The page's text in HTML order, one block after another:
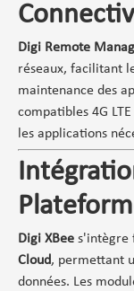
Digi Remote
réseaux, facilitant
maintenance des
compatibles 4G
les applications
Digi XBee s'intègre
Cloud, permettant
données. Les